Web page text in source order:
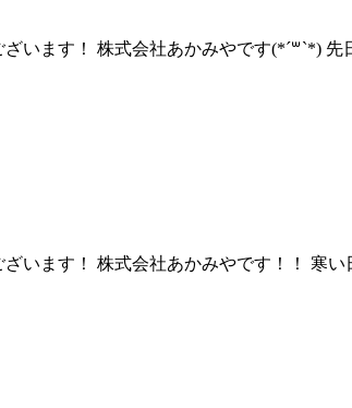
います！ 株式会社あかみやです(*´꒳`*)
います！ 株式会社あかみやです！！ 寒